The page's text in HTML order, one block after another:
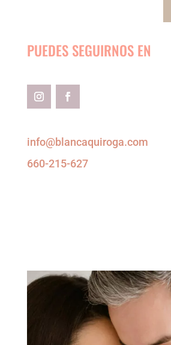
PUEDES SEGUIRNOS EN
info@blancaquiroga.com
660-215-627